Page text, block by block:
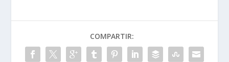
COMPARTIR: